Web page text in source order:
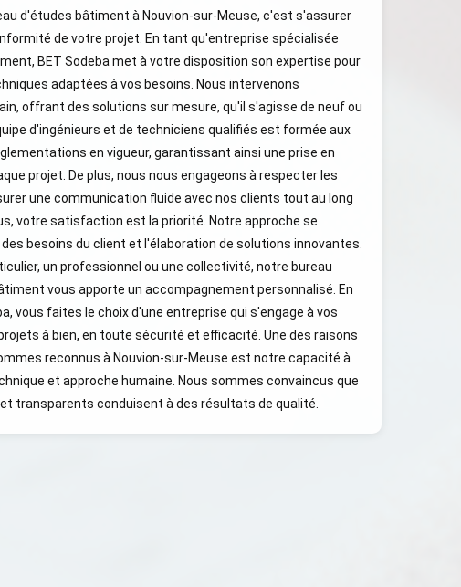
d'études bâtiment à Nouvion-sur-Meuse, c'est s'assurer
de votre projet. En tant qu'entreprise spécialisée
BET Sodeba met à votre disposition son expertise pour
adaptées à vos besoins. Nous intervenons
offrant des solutions sur mesure, qu'il s'agisse de neuf ou
d'ingénieurs et de techniciens qualifiés est formée aux
en vigueur, garantissant ainsi une prise en
projet. De plus, nous nous engageons à respecter les
une communication fluide avec nos clients tout au long
votre satisfaction est la priorité. Notre approche se
besoins du client et l'élaboration de solutions innovantes.
un professionnel ou une collectivité, notre bureau
vous apporte un accompagnement personnalisé. En
vous faites le choix d'une entreprise qui s'engage à vos
à bien, en toute sécurité et efficacité. Une des raisons
reconnus à Nouvion-sur-Meuse est notre capacité à
et approche humaine. Nous sommes convaincus que
transparents conduisent à des résultats de qualité.